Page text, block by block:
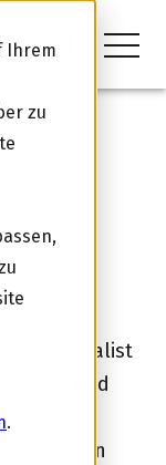
Ihrem
zu
.
und
in